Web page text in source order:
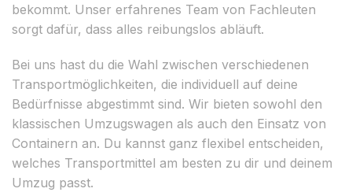
bekommt. Unser erfahrenes Team von Fachleuten
sorgt dafür, dass alles reibungslos abläuft.
Bei uns hast du die Wahl zwischen verschiedenen
Transportmöglichkeiten, die individuell auf deine
Bedürfnisse abgestimmt sind. Wir bieten sowohl den
klassischen Umzugswagen als auch den Einsatz von
Containern an. Du kannst ganz flexibel entscheiden,
welches Transportmittel am besten zu dir und deinem
Umzug passt.